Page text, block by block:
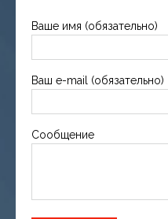
Ваше имя (обязательно)
Ваш e-mail (обязательно)
Сообщение